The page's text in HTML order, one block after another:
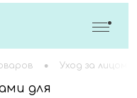
• Уход за лицом
для